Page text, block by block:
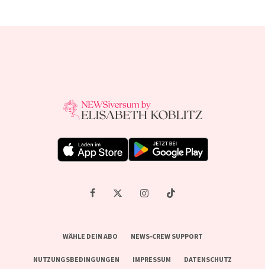
WÄHLE DEIN ABO NEWS-CREW SUPPORT
NUTZUNGSBEDINGUNGEN IMPRESSUM DATENSCHUTZ